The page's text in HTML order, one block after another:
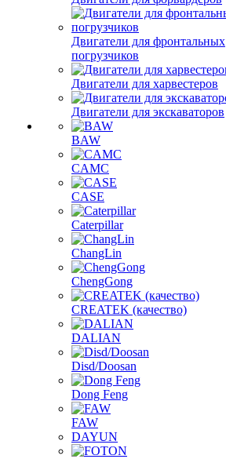
Двигатели для фронтальных
погрузчиков
Двигатели для харвестеров
Двигатели для экскаваторов
BAW
CAMC
CASE
Caterpillar
ChangLin
ChengGong
CREATEK (качество)
DALIAN
Disd/Doosan
Dong Feng
FAW
DAYUN